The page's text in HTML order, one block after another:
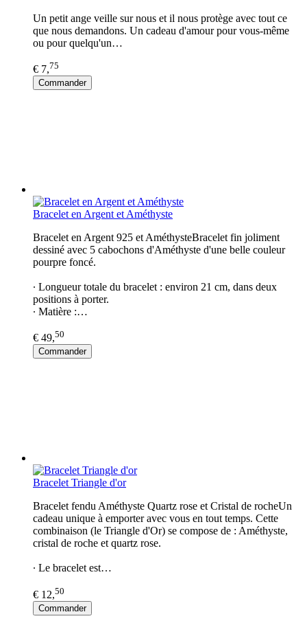
Un petit ange veille sur nous et il nous protège avec tout ce
que nous demandons. Un cadeau d'amour pour vous-même
ou pour quelqu'un…
€ 7,75
Commander
Bracelet en Argent et Améthyste
Bracelet en Argent 925 et AméthysteBracelet fin joliment
dessiné avec 5 cabochons d'Améthyste d'une belle couleur
pourpre foncé.
∙ Longueur totale du bracelet : environ 21 cm, dans deux
positions à porter.
∙ Matière :…
€ 49,50
Commander
Bracelet Triangle d'or
Bracelet fendu Améthyste Quartz rose et Cristal de rocheUn
cadeau unique à emporter avec vous en tout temps. Cette
combinaison (le Triangle d'Or) se compose de : Améthyste,
cristal de roche et quartz rose.
∙ Le bracelet est…
€ 12,50
Commander